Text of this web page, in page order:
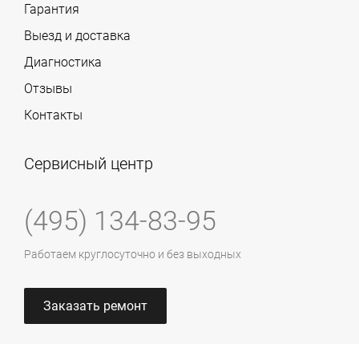
Гарантия
Выезд и доставка
Диагностика
Отзывы
Контакты
Сервисный центр
(495) 134-83-95
Работаем круглосуточно и без выходных
Заказать ремонт